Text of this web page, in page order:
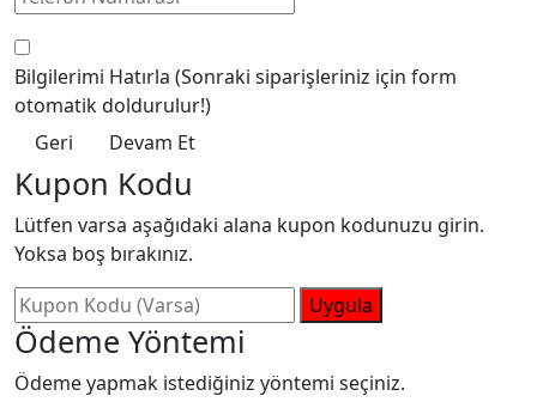
Bilgilerimi Hatırla (Sonraki siparişleriniz için form
otomatik doldurulur!)
Geri
Devam Et
Kupon Kodu
Lütfen varsa aşağıdaki alana kupon kodunuzu girin.
Yoksa boş bırakınız.
Uygula
Ödeme Yöntemi
Ödeme yapmak istediğiniz yöntemi seçiniz.